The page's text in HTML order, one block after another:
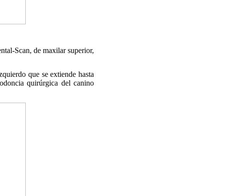
Scan, de maxilar superior,
que se extiende hasta
quirúrgica del canino